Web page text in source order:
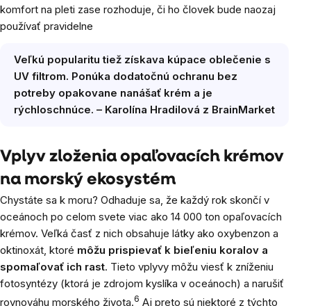
komfort na pleti zase rozhoduje, či ho človek bude naozaj
používať pravidelne
Veľkú popularitu tiež získava kúpace oblečenie s
UV filtrom. Ponúka dodatočnú ochranu bez
potreby opakovane nanášať krém a je
rýchloschnúce. – Karolína Hradilová z BrainMarket
Vplyv zloženia opaľovacích krémov
na morský ekosystém
Chystáte sa k moru? Odhaduje sa, že každý rok skončí v
oceánoch po celom svete viac ako 14 000 ton opaľovacích
krémov. Veľká časť z nich obsahuje látky ako oxybenzon a
oktinoxát, ktoré môžu prispievať k bieľeniu koralov a
spomaľovať ich rast. Tieto vplyvy môžu viesť k zníženiu
fotosyntézy (ktorá je zdrojom kyslíka v oceánoch) a narušiť
rovnováhu morského života.6 Aj preto sú niektoré z týchto